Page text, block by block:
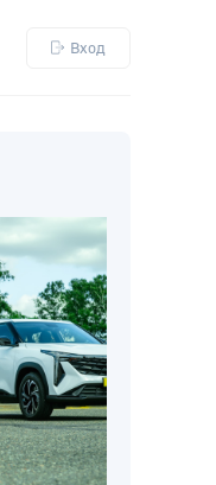
Вход